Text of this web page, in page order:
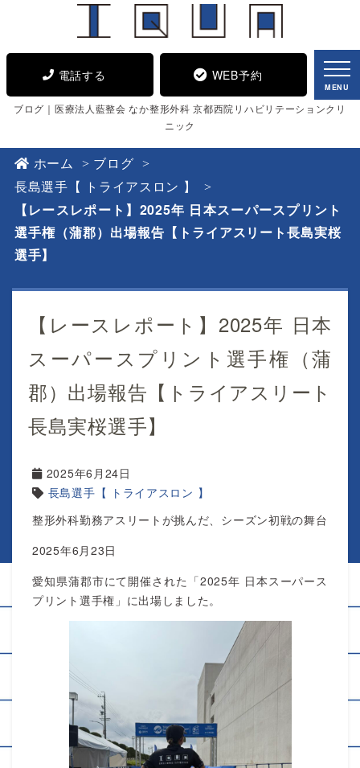
電話する WEB予約
MENU
ブログ｜医療法人藍整会 なか整形外科 京都西院リハビリテーションクリ
ニック
ホーム
ブログ
長島選手【 トライアスロン 】
【レースレポート】2025年 日本スーパースプリント
選手権（蒲郡）出場報告【トライアスリート長島実桜
選手】
【レースレポート】2025年 日本
スーパースプリント選手権（蒲
郡）出場報告【トライアスリート
長島実桜選手】
2025年6月24日
長島選手【 トライアスロン 】
整形外科勤務アスリートが挑んだ、シーズン初戦の舞台
2025年6月23日
愛知県蒲郡市にて開催された「2025年 日本スーパース
プリント選手権」に出場しました。